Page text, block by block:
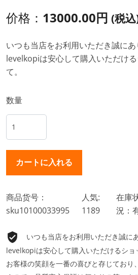
价格： 13000.00円 (税
いつも当店をお利用いただき誠にあ
levelkopiは安心して購入いただけ
て。
数量
商品货号：
sku10100033995
人気:
1189
在庫
況：
いつも当店をお利用いただき誠に
levelkopiは安心して購入いただけるショ
お客様の笑顔を一番の喜びと存じており